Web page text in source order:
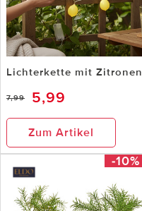
Lichterkette mit Zitronen
7,99 5,99
Zum Artikel
-10%